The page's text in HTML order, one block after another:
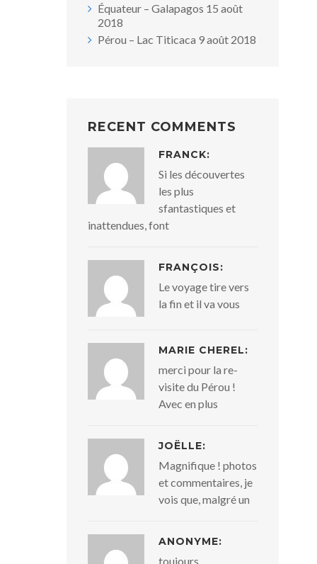
Équateur – Galapagos 15 août
2018
Pérou – Lac Titicaca 9 août 2018
RECENT COMMENTS
FRANCK:
Si les découvertes
les plus
sfantastiques et
inattendues, font
FRANÇOIS:
Le voyage tire vers
la fin et il va vous
MARIE CHEREL:
merci pour la re-
visite du Pérou !
Avec en plus
JOËLLE:
Magnifique ! photos
et commentaires, je
vois que, malgré un
ANONYME:
toujours